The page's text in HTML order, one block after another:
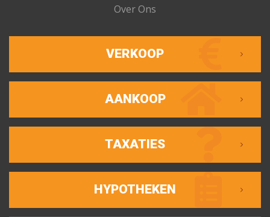
Over Ons
VERKOOP
AANKOOP
TAXATIES
HYPOTHEKEN